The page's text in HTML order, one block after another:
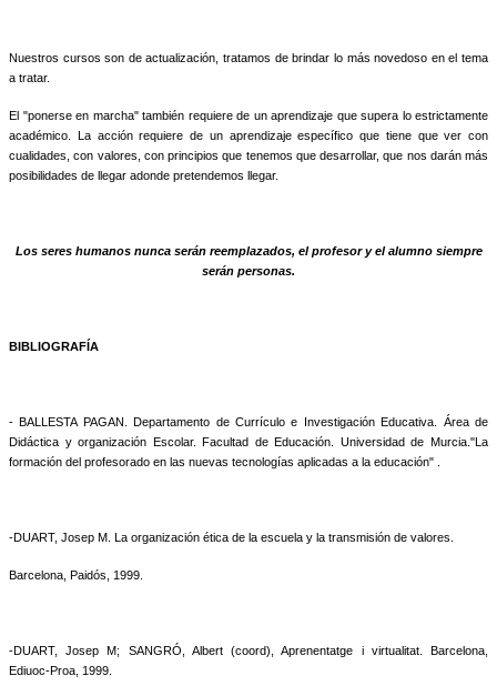
Nuestros cursos son de actualización, tratamos de brindar lo más novedoso en el tema
a tratar.
El "ponerse en marcha" también requiere de un aprendizaje que supera lo estrictamente
académico. La acción requiere de un aprendizaje específico que tiene que ver con
cualidades, con valores, con principios que tenemos que desarrollar, que nos darán más
posibilidades de llegar adonde pretendemos llegar.
Los seres humanos nunca serán reemplazados, el profesor y el alumno siempre
serán personas.
BIBLIOGRAFÍA
- BALLESTA PAGAN. Departamento de Currículo e Investigación Educativa. Área de
Didáctica y organización Escolar. Facultad de Educación. Universidad de Murcia."La
formación del profesorado en las nuevas tecnologías aplicadas a la educación" .
-DUART, Josep M. La organización ética de la escuela y la transmisión de valores.
Barcelona, Paidós, 1999.
-DUART, Josep M; SANGRÓ, Albert (coord), Aprenentatge i virtualitat. Barcelona,
Ediuoc-Proa, 1999.